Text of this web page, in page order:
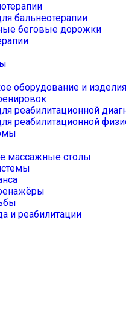
бальнеотерапии
беговые дорожки
оборудование и изделия
реабилитационной
реабилитационной
массажные столы
и реабилитации